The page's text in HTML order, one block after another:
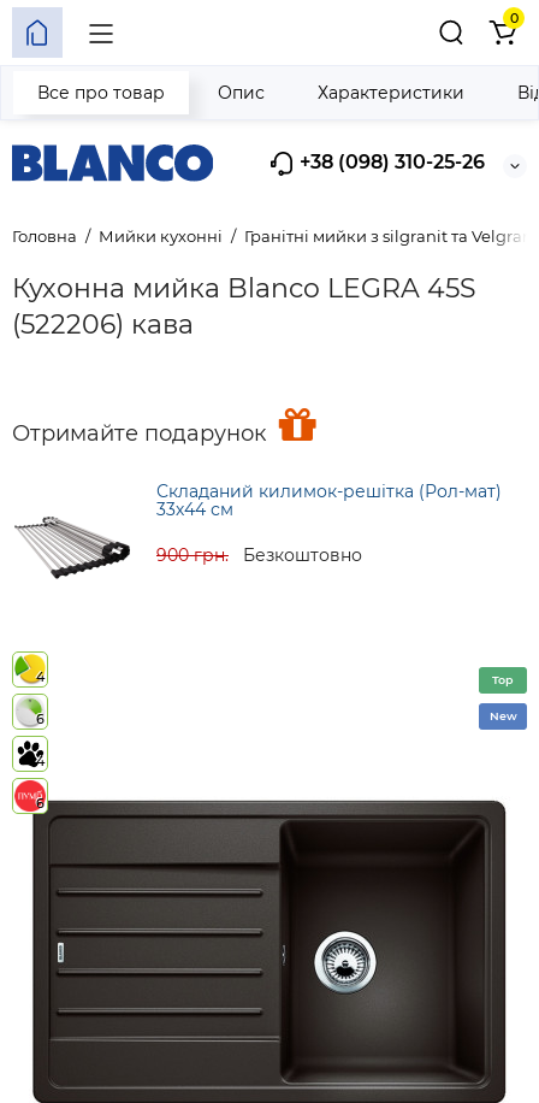
+38 (098) 310-25-26
0
Головна Мийки кухонні Гранітні мийки з silgranit та
Кухонна мийка Blanco LEGRA 45S
(522206) кава
Отримайте подарунок
Складаний килимок-решітка (Рол-мат)
33х44 см
900 грн. Безкоштовно
Все про товар Опис Характеристики
4
6
4
6
Top
New